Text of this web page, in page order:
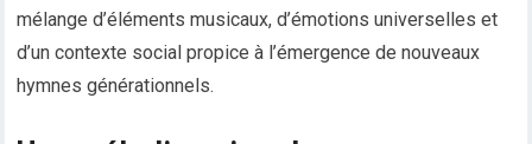
mélange d’éléments musicaux, d’émotions universelles et
d’un contexte social propice à l’émergence de nouveaux
hymnes générationnels.